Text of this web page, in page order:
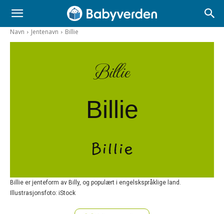
Navn Jentenavn Billie
Billie
Billie
Billie
Billie er jenteform av Billy, og populært i engelskspråklige land.
Illustrasjonsfoto: iStock